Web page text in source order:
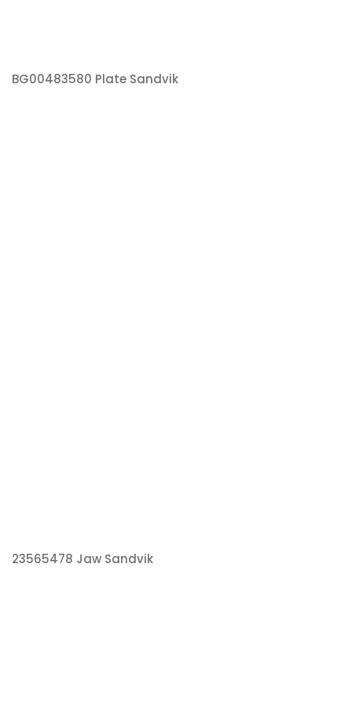
BG00483580 Plate Sandvik
23565478 Jaw Sandvik